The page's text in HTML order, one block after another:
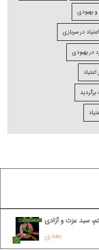
و بهبودی
در سربازی
در بهبودی
سبد عزت و آزادی
بعدی